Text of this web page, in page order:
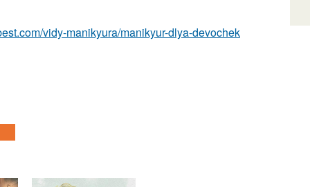
vidy-manikyura/manikyur-dlya-devochek